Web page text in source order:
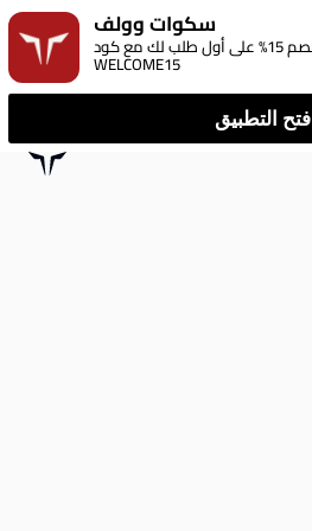
سكوات وولف
نزل تطبيقنا وخصم 15% على أول طلب لك مع كود:
WELCOME15
افتح التطبيق